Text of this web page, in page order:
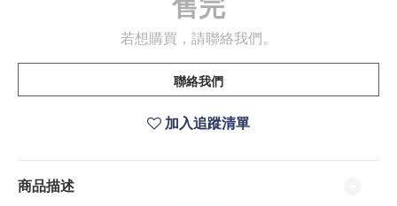
售完
若想購買，請聯絡我們。
聯絡我們
加入追蹤清單
商品描述